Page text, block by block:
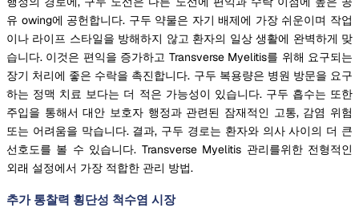
유 owing에 공헌합니다. 구두 약물은 자기 배제에 가장 쉬운이며 작업
이나 라이프 스타일을 방해하지 않고 환자의 일상 생활에 완벽하게 맞
습니다. 이것은 편익을 증가하고 Transverse Myelitis를 위해 요구되는
장기 처리에 좋은 수락을 촉진합니다. 구두 복용량은 병원 방문을 요구
하는 정맥 치료 보다는 더 적은 가능성이 있습니다. 구두 흡수는 또한
주입을 통해서 대안 보호자 행정과 관련된 잠재적인 고통, 감염 위험
또는 어려움을 막습니다. 결과, 구두 경로는 환자와 의사 사이의 더 큰
선호도를 볼 수 있습니다. Transverse Myelitis 관리를위한 전형적인
외래 설정에서 가장 적합한 관리 방법.
추가 통찰력 횡단성 척수염 시장